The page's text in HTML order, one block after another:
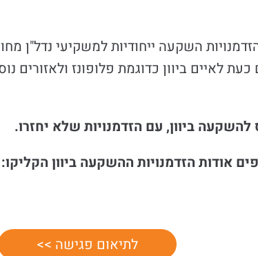
השקעה ייחודיות למשקיעי
לאיים ביוון כדוגמת פלופונז
ביוון, עם הזדמנויות שלא יחזרו.
אודות הזדמנויות ההשקעה ביוון הקליקו:
לתיאום פגישה >>